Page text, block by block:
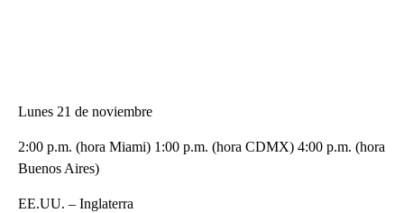
Lunes 21 de noviembre
2:00 p.m. (hora Miami) 1:00 p.m. (hora CDMX) 4:00 p.m. (hora
Buenos Aires)
EE.UU. – Inglaterra